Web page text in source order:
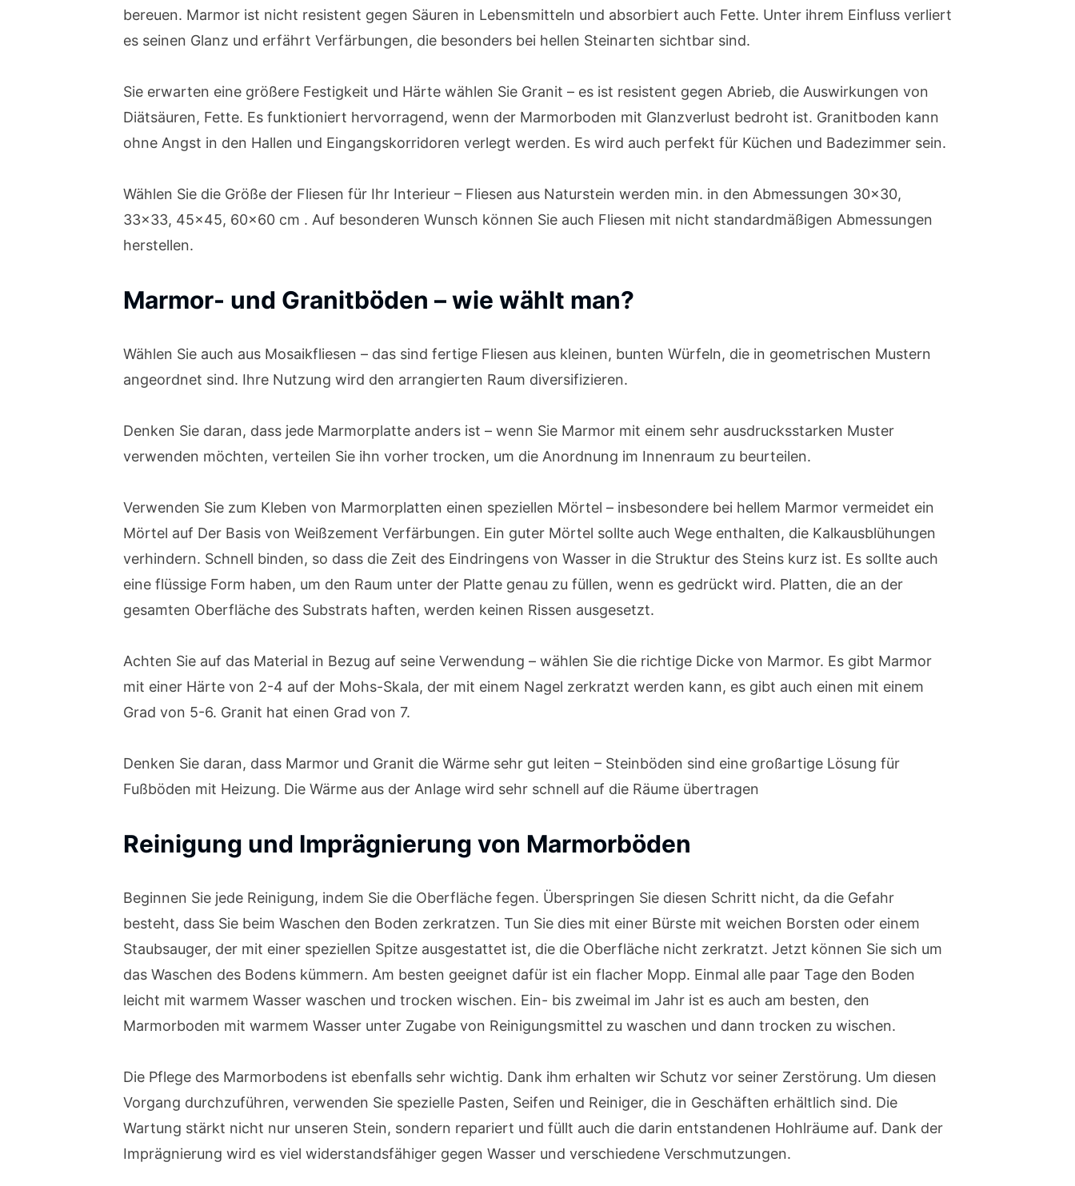
bereuen. Marmor ist nicht resistent gegen Säuren in Lebensmitteln und absorbiert auch Fette. Unter ihrem Einfluss verliert
es seinen Glanz und erfährt Verfärbungen, die besonders bei hellen Steinarten sichtbar sind.
Sie erwarten eine größere Festigkeit und Härte wählen Sie Granit – es ist resistent gegen Abrieb, die Auswirkungen von
Diätsäuren, Fette. Es funktioniert hervorragend, wenn der Marmorboden mit Glanzverlust bedroht ist. Granitboden kann
ohne Angst in den Hallen und Eingangskorridoren verlegt werden. Es wird auch perfekt für Küchen und Badezimmer sein.
Wählen Sie die Größe der Fliesen für Ihr Interieur – Fliesen aus Naturstein werden min. in den Abmessungen 30×30,
33×33, 45×45, 60×60 cm . Auf besonderen Wunsch können Sie auch Fliesen mit nicht standardmäßigen Abmessungen
herstellen.
Marmor- und Granitböden – wie wählt man?
Wählen Sie auch aus Mosaikfliesen – das sind fertige Fliesen aus kleinen, bunten Würfeln, die in geometrischen Mustern
angeordnet sind. Ihre Nutzung wird den arrangierten Raum diversifizieren.
Denken Sie daran, dass jede Marmorplatte anders ist – wenn Sie Marmor mit einem sehr ausdrucksstarken Muster
verwenden möchten, verteilen Sie ihn vorher trocken, um die Anordnung im Innenraum zu beurteilen.
Verwenden Sie zum Kleben von Marmorplatten einen speziellen Mörtel – insbesondere bei hellem Marmor vermeidet ein
Mörtel auf Der Basis von Weißzement Verfärbungen. Ein guter Mörtel sollte auch Wege enthalten, die Kalkausblühungen
verhindern. Schnell binden, so dass die Zeit des Eindringens von Wasser in die Struktur des Steins kurz ist. Es sollte auch
eine flüssige Form haben, um den Raum unter der Platte genau zu füllen, wenn es gedrückt wird. Platten, die an der
gesamten Oberfläche des Substrats haften, werden keinen Rissen ausgesetzt.
Achten Sie auf das Material in Bezug auf seine Verwendung – wählen Sie die richtige Dicke von Marmor. Es gibt Marmor
mit einer Härte von 2-4 auf der Mohs-Skala, der mit einem Nagel zerkratzt werden kann, es gibt auch einen mit einem
Grad von 5-6. Granit hat einen Grad von 7.
Denken Sie daran, dass Marmor und Granit die Wärme sehr gut leiten – Steinböden sind eine großartige Lösung für
Fußböden mit Heizung. Die Wärme aus der Anlage wird sehr schnell auf die Räume übertragen
Reinigung und Imprägnierung von Marmorböden
Beginnen Sie jede Reinigung, indem Sie die Oberfläche fegen. Überspringen Sie diesen Schritt nicht, da die Gefahr
besteht, dass Sie beim Waschen den Boden zerkratzen. Tun Sie dies mit einer Bürste mit weichen Borsten oder einem
Staubsauger, der mit einer speziellen Spitze ausgestattet ist, die die Oberfläche nicht zerkratzt. Jetzt können Sie sich um
das Waschen des Bodens kümmern. Am besten geeignet dafür ist ein flacher Mopp. Einmal alle paar Tage den Boden
leicht mit warmem Wasser waschen und trocken wischen. Ein- bis zweimal im Jahr ist es auch am besten, den
Marmorboden mit warmem Wasser unter Zugabe von Reinigungsmittel zu waschen und dann trocken zu wischen.
Die Pflege des Marmorbodens ist ebenfalls sehr wichtig. Dank ihm erhalten wir Schutz vor seiner Zerstörung. Um diesen
Vorgang durchzuführen, verwenden Sie spezielle Pasten, Seifen und Reiniger, die in Geschäften erhältlich sind. Die
Wartung stärkt nicht nur unseren Stein, sondern repariert und füllt auch die darin entstandenen Hohlräume auf. Dank der
Imprägnierung wird es viel widerstandsfähiger gegen Wasser und verschiedene Verschmutzungen.